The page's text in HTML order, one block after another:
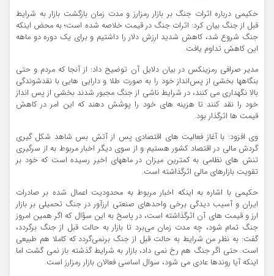
حکیمی درباره اثرات جنگ بر بازار رمزارز و مدت زمان بازگشت بازار به شرایط
قبل از جنگ بیان کرد: اثرات جنگ در قیمت خلاصه شده است؛ به محض اینکه
جنگ شروع شد، کاهش شدید ارزش دلار را داشتیم و برای یک دوره دو ماهه
این کاهش تداوم یافت.
مدیر صرافی رمزینکس در بیان دلایل آن توضیح داد: از آنجا که مردم و حتی
بنگاهها بخشی از پس‌انداز خود را به صورت طلا و دارایی هایی با نقدشوندگی
بالا نگهداری می کنند، در شرایط ناشی از جنگ مجبور شدند بخشی از پس انداز
خود را نقد کنند تا هزینه های خود را پوشش دهند که این امر در کاهش
قیمت ها اثرگذار بود.
وی افزود: با آغاز فعالیت های اقتصادی پس از آتش بس شاهد شکل گیری
گردش مالی در اقتصاد کشور هستیم و از سوی دیگر اخبار مربوط به از سرگیری
تنش های نظامی به کمترین میزان در ماههای اخیر رسیده است که خود بر
تقویت بازارهای مالی اثرگذاشته است.
حکیمی با اشاره به اینکه اخبار مربوط به محدودیت اعمال شده بر صادرات
ایران و آسیب دیدگی برخی واحدهای صنعتی ارزآور در جنگ تحمیلی بر بازار
ارز و قیمت های آن اثرگذاشته است، در پاسخ به این سؤال که اگر همین امروز
جنگ تمام شود، چه مدت زمان می‌برد تا بازار به حالت قبل از جنگ برگردد،
گفت: به نظر من شرایط به حالت قبل از جنگ برنمی‌گردد که کاملا هم طبیعی
است. حتی اگر جنگ هم رخ نمی داد، بازار به شرایط گذشته باز نمی گشت اما
اینکه آیا روندها عادی می شود، سوال اساسی فعالان بازار رمزارز است.